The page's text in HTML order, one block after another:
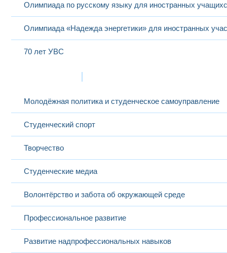
Олимпиада по русскому языку для иностранных
Олимпиада «Надежда энергетики» для иностранных
70 лет УВС
Молодёжная политика и студенческое самоуправление
Студенческий спорт
Творчество
Студенческие медиа
Волонтёрство и забота об окружающей среде
Профессиональное развитие
Развитие надпрофессиональных навыков